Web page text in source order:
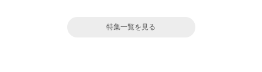
特集一覧を見る